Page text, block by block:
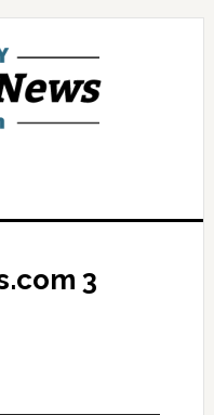
3